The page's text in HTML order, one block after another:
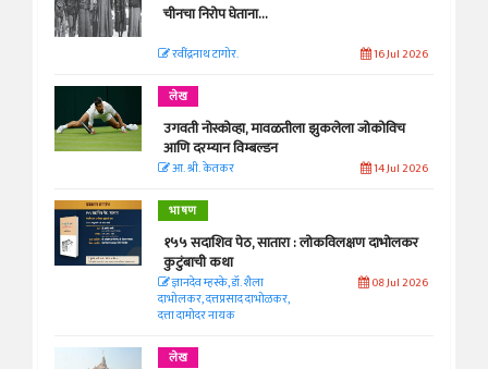
चीनचा निरोप घेताना...
रवींद्रनाथ टागोर. 16 Jul 2026
लेख
उगवती नोस्कोव्हा, मावळतीला झुकलेला जोकोविच
आणि दरम्यान विम्बल्डन
आ. श्री. केतकर 14 Jul 2026
भाषण
१५५ सदाशिव पेठ, सातारा : लोकविलक्षण दाभोलकर
कुटुंबाची कथा
ज्ञानदेव म्हस्के, डॉ. शैला
दाभोलकर, दत्तप्रसाद दाभोळकर,
दत्ता दामोदर नायक
08 Jul 2026
लेख